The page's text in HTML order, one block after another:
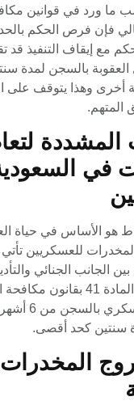
ما ورد في قوانين
فإن فرص الحكم بالحد
مع إيقاف التنفيذ قد
العقوبة بالسجن لمدة
أخرى وهذا يتوقف
المتهم.
المشددة
في
هو الأساس في حياة
للعسكريين
الجانب الجنائي
العقوبة حسب المادة 41
يحكم على
سنتين كحد أقصى.